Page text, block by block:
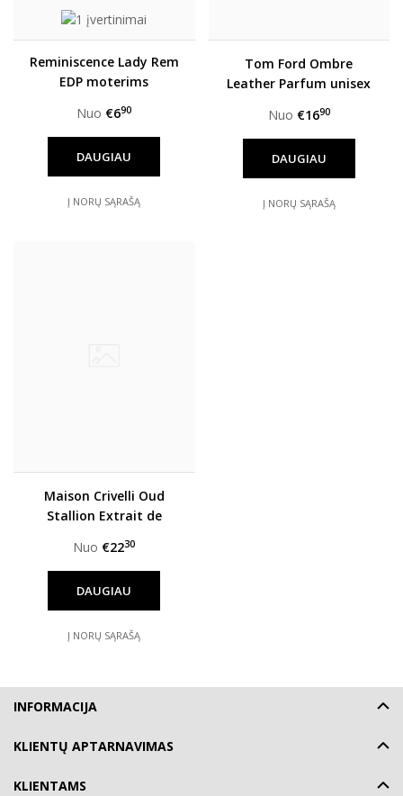
Reminiscence Lady Rem
EDP moterims
Nuo €690
DAUGIAU
Į NORŲ SĄRAŠĄ
Tom Ford Ombre
Leather Parfum unisex
Nuo €1690
DAUGIAU
Į NORŲ SĄRAŠĄ
Maison Crivelli Oud
Stallion Extrait de
Nuo €2230
DAUGIAU
Į NORŲ SĄRAŠĄ
INFORMACIJA
KLIENTŲ APTARNAVIMAS
KLIENTAMS